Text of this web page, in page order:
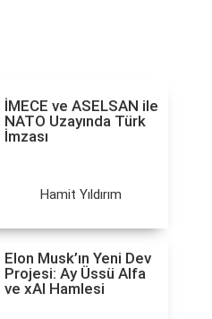
İMECE ve ASELSAN ile
NATO Uzayında Türk
İmzası
Hamit Yıldırım
Elon Musk’ın Yeni Dev
Projesi: Ay Üssü Alfa
ve xAI Hamlesi